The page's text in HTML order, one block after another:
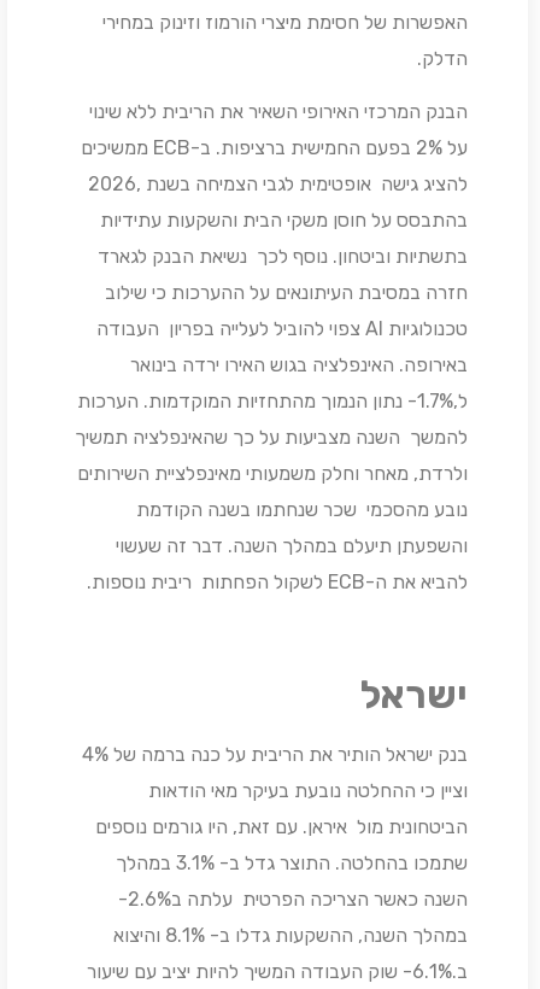
האפשרות של חסימת מיצרי הורמוז וזינוק במחירי
הדלק.
הבנק המרכזי האירופי השאיר את הריבית ללא שינוי
על 2% בפעם החמישית ברציפות. ב-ECB ממשיכים
להציג גישה אופטימית לגבי הצמיחה בשנת ,2026
בהתבסס על חוסן משקי הבית והשקעות עתידיות
בתשתיות וביטחון. נוסף לכך נשיאת הבנק לגארד
חזרה במסיבת העיתונאים על ההערכות כי שילוב
טכנולוגיות AI צפוי להוביל לעלייה בפריון העבודה
באירופה. האינפלציה בגוש האירו ירדה בינואר
ל,1.7%- נתון הנמוך מהתחזיות המוקדמות. הערכות
להמשך השנה מצביעות על כך שהאינפלציה תמשיך
ולרדת, מאחר וחלק משמעותי מאינפלציית השירותים
נובע מהסכמי שכר שנחתמו בשנה הקודמת
והשפעתן תיעלם במהלך השנה. דבר זה שעשוי
להביא את ה-ECB לשקול הפחתות ריבית נוספות.
ישראל
בנק ישראל הותיר את הריבית על כנה ברמה של 4%
וציין כי ההחלטה נובעת בעיקר מאי הודאות
הביטחונית מול איראן. עם זאת, היו גורמים נוספים
שתמכו בהחלטה. התוצר גדל ב- 3.1% במהלך
השנה כאשר הצריכה הפרטית עלתה ב2.6%-
במהלך השנה, ההשקעות גדלו ב- 8.1% והיצוא
ב.6.1%- שוק העבודה המשיך להיות יציב עם שיעור